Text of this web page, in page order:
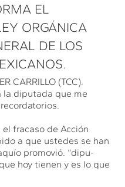
EL
ORGÁNICA
DE LOS
CARRILLO (TCC).
la diputada que me
fracaso de Acción
a que ustedes se han
promovió. “dipu-
hoy tienen y es lo que